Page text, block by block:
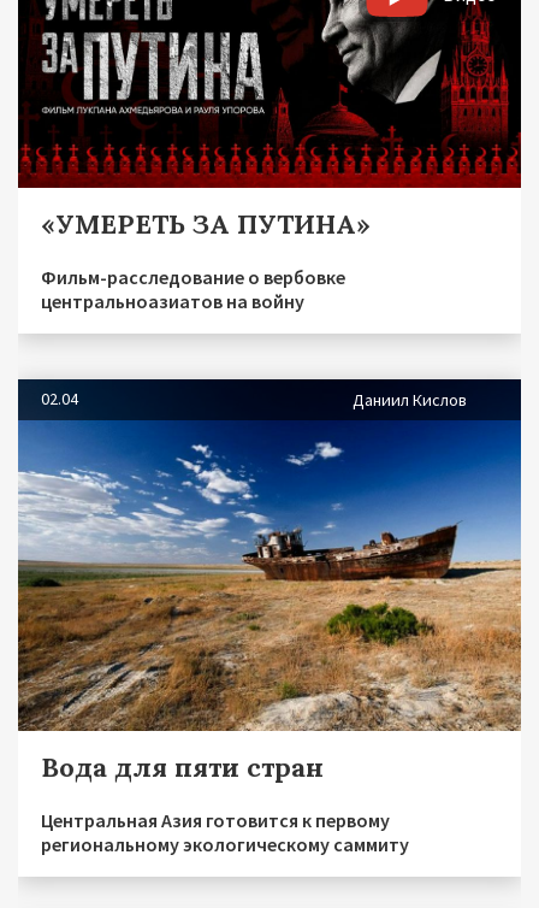
«УМЕРЕТЬ ЗА ПУТИНА»
Фильм-расследование о вербовке
центральноазиатов на войну
02.04 Даниил Кислов
Вода для пяти стран
Центральная Азия готовится к первому
региональному экологическому саммиту